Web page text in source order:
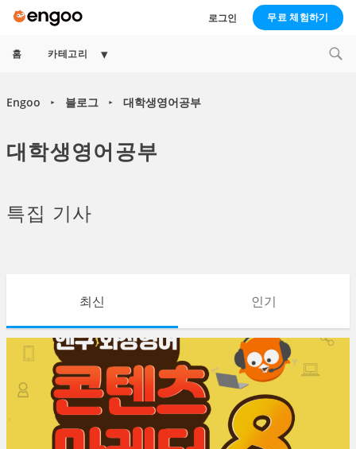
로그인 무료 체험하기
홈 카테고리
Engoo ► 블로그 ► 대학생영어공부
대학생영어공부
특집 기사
최신 인기